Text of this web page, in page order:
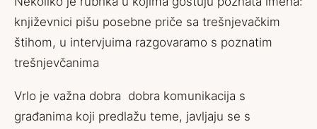
književnici pišu posebne priče sa trešnjevačkim
štihom, u intervjuima razgovaramo s poznatim
trešnjevčanima
Vrlo je važna dobra dobra komunikacija s
građanima koji predlažu teme, javljaju se s